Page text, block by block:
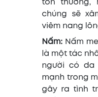
tổn thương,
chúng sẽ
viêm nang
Nấm: Nấm
là một tác
người có da
mạnh trong
gây ra tình